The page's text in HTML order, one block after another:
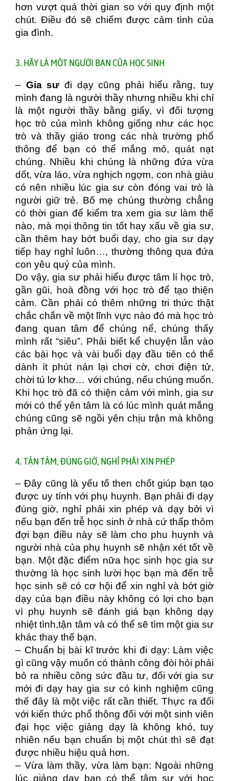
hơn vượt quá thời gian so với quy định một
chút. Điều đó sẽ chiếm được cảm tình của
gia đình.
3. HÃY LÀ MỘT NGƯỜI BẠN CỦA HỌC SINH
– Gia sư đi dạy cũng phải hiểu rằng, tuy
mình đang là người thầy nhưng nhiều khi chỉ
là một người thầy bằng giấy, vì đối tượng
học trò của mình không giống như các học
trò và thầy giáo trong các nhà trường phổ
thông để bạn có thể mắng mỏ, quát nạt
chúng. Nhiều khi chúng là những đứa vừa
dốt, vừa láo, vừa nghịch ngợm, con nhà giàu
có nên nhiều lúc gia sư còn đóng vai trò là
người giữ trẻ. Bố mẹ chúng thường chẳng
có thời gian để kiểm tra xem gia sư làm thế
nào, mà mọi thông tin tốt hay xấu về gia sư,
cần thêm hay bớt buổi dạy, cho gia sư dạy
tiếp hay nghỉ luôn…, thường thông qua đứa
con yêu quý của mình.
Do vậy, gia sư phải hiểu được tâm lí học trò,
gần gũi, hoà đồng với học trò để tạo thiện
cảm. Cần phải có thêm những tri thức thật
chắc chắn về một lĩnh vực nào đó mà học trò
đang quan tâm để chúng nể, chúng thấy
mình rất “siêu”. Phải biết kể chuyện lẫn vào
các bài học và vài buổi dạy đầu tiên có thể
dành ít phút nán lại chơi cờ, chơi điện tử,
chời tú lơ khơ… với chúng, nếu chúng muốn.
Khi học trò đã có thiện cảm với mình, gia sư
mới có thể yên tâm là có lúc mình quát mắng
chúng cũng sẽ ngồi yên chịu trận mà không
phản ứng lại.
4. TẬN TÂM, ĐÚNG GIỜ, NGHỈ PHẢI XIN PHÉP
– Đây cũng là yếu tố then chốt giúp bạn tạo
được uy tính với phụ huynh. Bạn phải đi dạy
đúng giờ, nghỉ phải xin phép và dạy bởi vì
nếu bạn đến trễ học sinh ở nhà cứ thấp thỏm
đợi bạn điều này sẽ làm cho phu huynh và
người nhà của phụ huynh sẽ nhận xét tốt về
bạn. Một đặc điểm nữa học sinh học gia sư
thường là học sinh lười học bạn mà đến trễ
học sinh sẽ có cơ hội để xin nghỉ và bớt giờ
dạy của bạn điều này không có lợi cho bạn
vì phụ huynh sẽ đánh giá bạn không dạy
nhiệt tình,tận tâm và có thể sẽ tìm một gia sư
khác thay thế bạn.
– Chuẩn bị bài kĩ trước khi đi dạy: Làm việc
gì cũng vậy muốn có thành công đòi hỏi phải
bỏ ra nhiều công sức đầu tư, đối với gia sư
mới đi dạy hay gia sư có kinh nghiệm cũng
thế đây là một việc rất cần thiết. Thực ra đối
với kiến thức phổ thông đối với một sinh viên
đại học việc giảng dạy là không khó, tuy
nhiên nếu bạn chuẩn bị một chút thì sẽ đạt
được nhiều hiệu quả hơn.
– Vừa làm thầy, vừa làm bạn: Ngoài những
lúc giảng dạy bạn có thể tâm sự với học